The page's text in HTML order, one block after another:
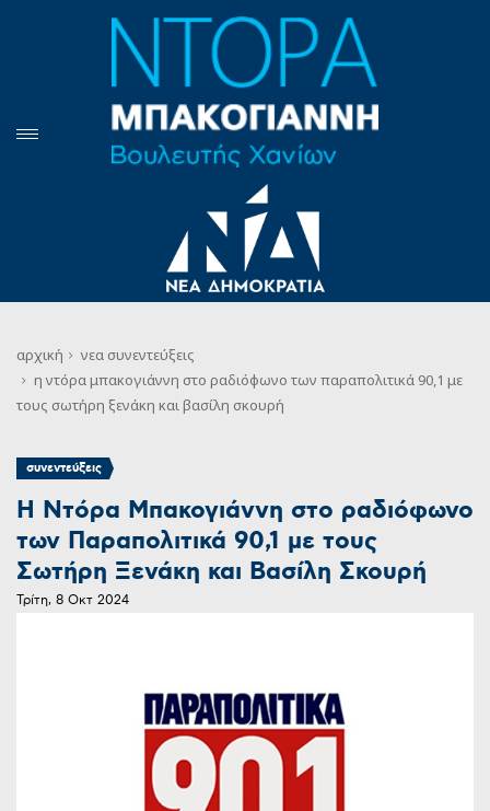
αρχική νεα συνεντεύξεις
η ντόρα μπακογιάννη στο ραδιόφωνο των παραπολιτικά 90,1 με
τους σωτήρη ξενάκη και βασίλη σκουρή
συνεντεύξεις
Η Ντόρα Μπακογιάννη στο ραδιόφωνο
των Παραπολιτικά 90,1 με τους
Σωτήρη Ξενάκη και Βασίλη Σκουρή
Τρίτη, 8 Οκτ 2024